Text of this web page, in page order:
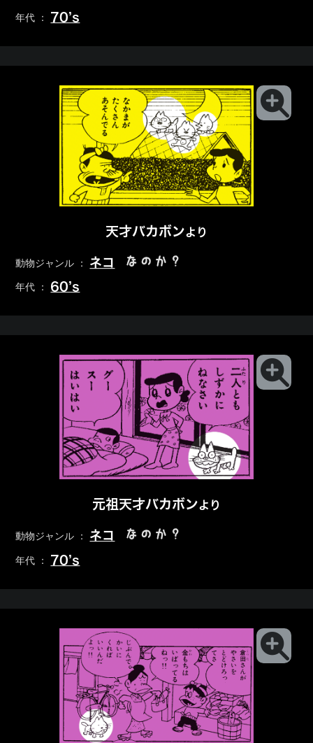
年代 ： 70’s
天才バカボンより
動物ジャンル ： ネコ なのか？
年代 ： 60’s
元祖天才バカボンより
動物ジャンル ： ネコ なのか？
年代 ： 70’s